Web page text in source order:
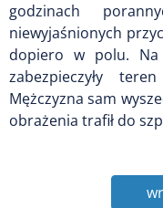
godzinach
niewyjaśnionych
dopiero w polu. Na
zabezpieczyły
Mężczyzna sam
obrażenia trafił do